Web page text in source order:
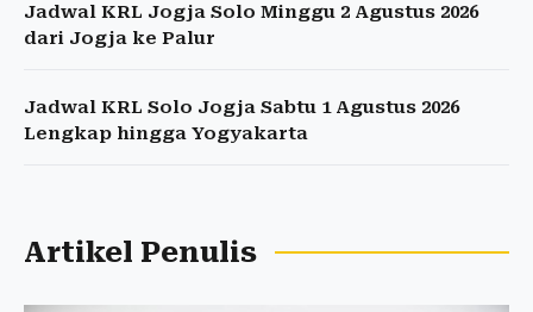
Jadwal KRL Jogja Solo Minggu 2 Agustus 2026
dari Jogja ke Palur
Jadwal KRL Solo Jogja Sabtu 1 Agustus 2026
Lengkap hingga Yogyakarta
Artikel Penulis